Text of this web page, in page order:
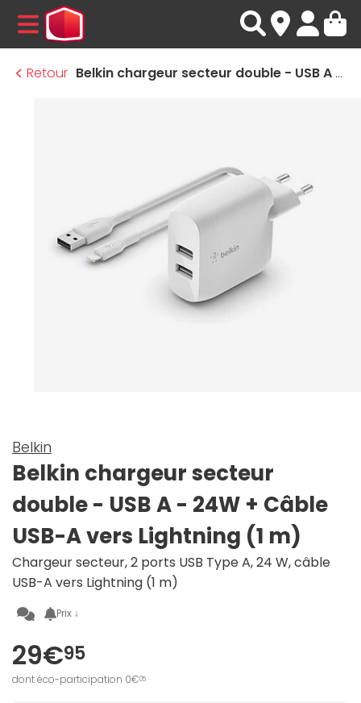
MENU
Retour
Belkin chargeur secteur double - USB A - 24W + Câble USB-A vers Lightning (1 m)
Belkin
Belkin chargeur secteur
double - USB A - 24W + Câble
USB-A vers Lightning (1 m)
Chargeur secteur, 2 ports USB Type A, 24 W, câble
USB-A vers Lightning (1 m)
Prix ↓
29€95
dont éco-participation 0€05